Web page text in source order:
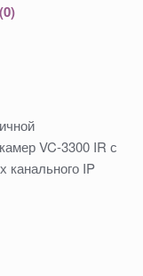
VC-3300 IR с
канального IP